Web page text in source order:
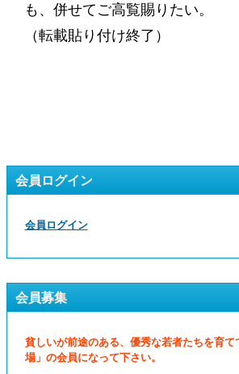
も、併せてご高覧賜りたい。
（転載貼り付け終了）
会員ログイン
会員ログイン
会員募集
貧しいが前途のある、優秀な若者たちを育て
場」の会員になって下さい。